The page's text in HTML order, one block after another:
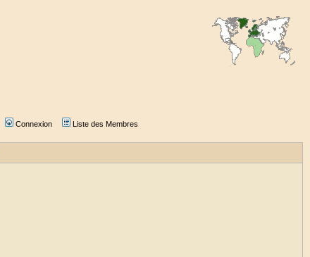
Connexion Liste des Membres